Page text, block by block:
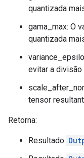
quantizada
gama_max: O
quantizada
evitar a divisão
tensor
Retorna:
Resultado